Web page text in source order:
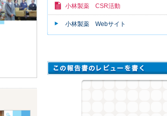
小林製薬 CSR活動
小林製薬 Webサイト